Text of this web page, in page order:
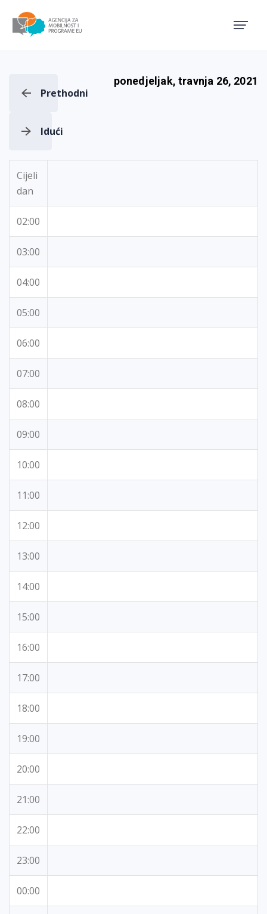
Prethodni
ponedjeljak, travnja 26, 2021
Idući
Cijeli
dan
02:00
03:00
04:00
05:00
06:00
07:00
08:00
09:00
10:00
11:00
12:00
13:00
14:00
15:00
16:00
17:00
18:00
19:00
20:00
21:00
22:00
23:00
00:00